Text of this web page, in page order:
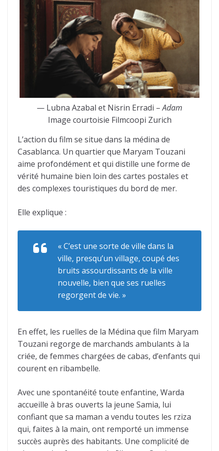
— Lubna Azabal et Nisrin Erradi –Adam
Image courtoisie Filmcoopi Zurich
L’action du film se situe dans la médina de
Casablanca. Un quartier que Maryam Touzani
aime profondément et qui distille une forme de
vérité humaine bien loin des cartes postales et
des complexes touristiques du bord de mer.
Elle explique :
« C’est une sorte de ville dans la
ville, presqu’un village, coupé des
bruits assourdissants de la ville
nouvelle, bien que ses ruelles
regorgent de vie. »
En effet, les ruelles de la Médina que film Maryam
Touzani regorge de marchands ambulants à la
criée, de femmes chargées de cabas, d’enfants qui
courent en ribambelle.
Avec une spontanéité toute enfantine, Warda
accueille à bras ouverts la jeune Samia, lui
confiant que sa maman a vendu toutes les rziza
qui, faites à la main, ont remporté un immense
succès auprès des habitants. Une complicité de